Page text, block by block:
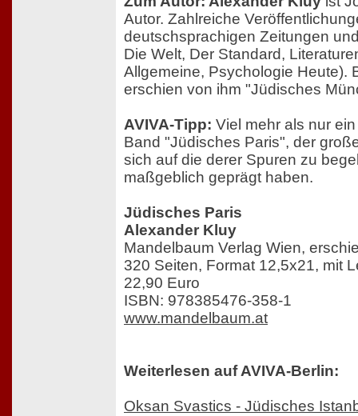
Autor. Zahlreiche
deutschsprachigen Zeitungen
Die Welt, Der Standard,
Allgemeine, Psychologie Heute).
erschien von ihm "Jüdisches
AVIVA-Tipp: Viel mehr als nur
Band "Jüdisches Paris", der
sich auf die derer Spuren zu
maßgeblich geprägt haben.
Jüdisches Paris
Alexander Kluy
Mandelbaum Verlag Wien,
320 Seiten, Format 12,5x21, mit
22,90 Euro
ISBN: 978385476-358-1
www.mandelbaum.at
Weiterlesen auf AVIVA-Berlin:
Oksan Svastics - Jüdisches